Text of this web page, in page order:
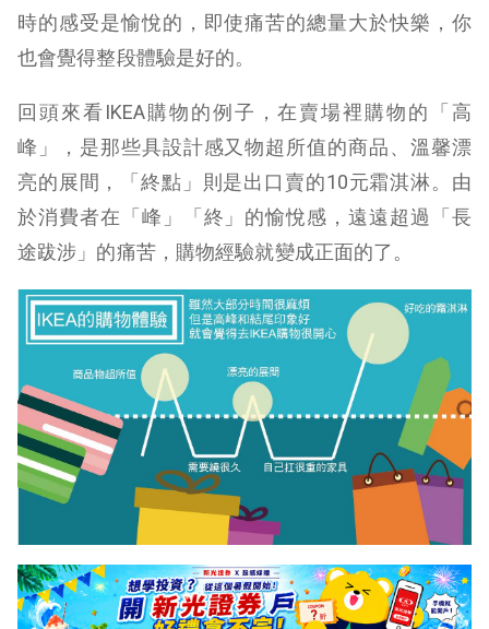
時的感受是愉悅的，即使痛苦的總量大於快樂，你
也會覺得整段體驗是好的。
回頭來看IKEA購物的例子，在賣場裡購物的「高
峰」，是那些具設計感又物超所值的商品、溫馨漂
亮的展間，「終點」則是出口賣的10元霜淇淋。由
於消費者在「峰」「終」的愉悅感，遠遠超過「長
途跋涉」的痛苦，購物經驗就變成正面的了。